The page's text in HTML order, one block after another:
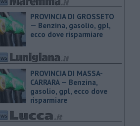
PROVINCIA DI GROSSETO
— ​Benzina, gasolio, gpl,
ecco dove risparmiare
PROVINCIA DI MASSA-
CARRARA — ​Benzina,
gasolio, gpl, ecco dove
risparmiare